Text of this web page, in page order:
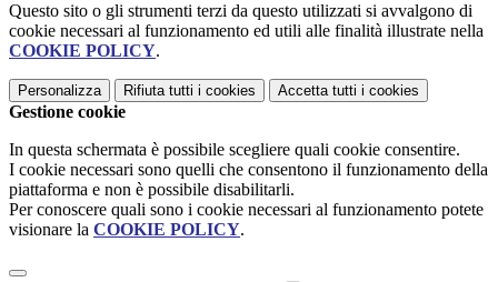
Questo sito o gli strumenti terzi da questo utilizzati si avvalgono di
cookie necessari al funzionamento ed utili alle finalità illustrate nella
COOKIE POLICY.
Personalizza Rifiuta tutti i cookies Accetta tutti i cookies
Gestione cookie
In questa schermata è possibile scegliere quali cookie consentire.
I cookie necessari sono quelli che consentono il funzionamento della
piattaforma e non è possibile disabilitarli.
Per conoscere quali sono i cookie necessari al funzionamento potete
visionare la COOKIE POLICY.